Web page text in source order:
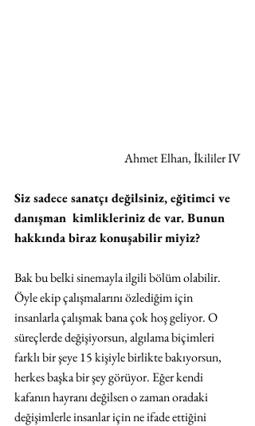
Ahmet Elhan, İkililer IV
Siz sadece sanatçı değilsiniz, eğitimci ve
danışman  kimlikleriniz de var. Bunun
hakkında biraz konuşabilir miyiz?
Bak bu belki sinemayla ilgili bölüm olabilir.
Öyle ekip çalışmalarını özlediğim için
insanlarla çalışmak bana çok hoş geliyor. O
süreçlerde değişiyorsun, algılama biçimleri
farklı bir şeye 15 kişiyle birlikte bakıyorsun,
herkes başka bir şey görüyor. Eğer kendi
kafanın hayranı değilsen o zaman oradaki
değişimlerle insanlar için ne ifade ettiğini